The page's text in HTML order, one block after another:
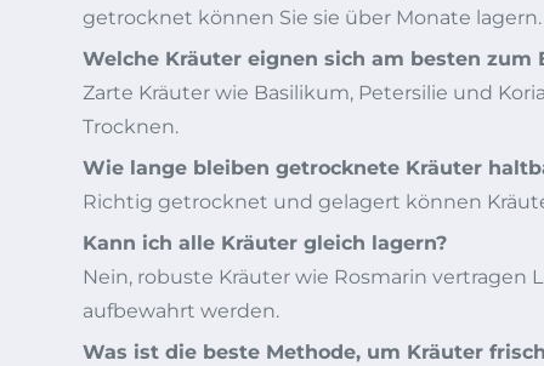
getrocknet können Sie sie über Monate lagern.
Welche Kräuter eignen sich am besten zum
Zarte Kräuter wie Basilikum, Petersilie und
Trocknen.
Wie lange bleiben getrocknete Kräuter
Richtig getrocknet und gelagert können
Kann ich alle Kräuter gleich lagern?
Nein, robuste Kräuter wie Rosmarin
aufbewahrt werden.
Was ist die beste Methode, um Kräuter